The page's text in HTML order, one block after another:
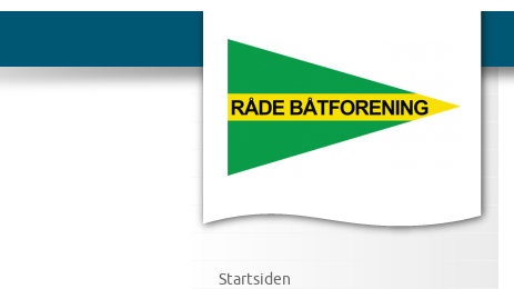
Startsiden